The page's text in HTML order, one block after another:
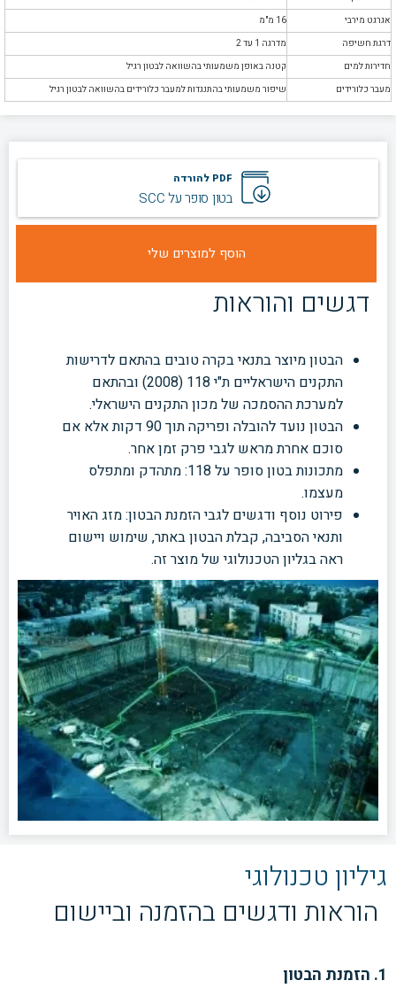
אגרגט מירבי
16 מ"מ
דרגת חשיפה
מדרגה 1 עד 2
חדירות למים
קטנה באופן משמעותי בהשוואה לבטון רגיל
מעבר כלורידים
שיפור משמעותי בהתנגדות למעבר כלורידים בהשוואה לבטון רגיל
PDF להורדה
בטון סופר על SCC
דגשים והוראות
הבטון מיוצר בתנאי בקרה טובים בהתאם לדרישות
התקנים הישראליים ת"י 118 (2008) ובהתאם
למערכת ההסמכה של מכון התקנים הישראלי.
הבטון נועד להובלה ופריקה תוך 90 דקות אלא אם
סוכם אחרת מראש לגבי פרק זמן אחר.
מתכונות בטון סופר על 118:
מתהדק ומתפלס
מעצמו.
פירוט נוסף ודגשים לגבי הזמנת הבטון: מזג האויר
ותנאי הסביבה, קבלת הבטון באתר, שימוש ויישום
ראה בגליון הטכנולוגי של מוצר זה.
גיליון טכנולוגי
הוראות ודגשים בהזמנה וביישום
1. הזמנת הבטון